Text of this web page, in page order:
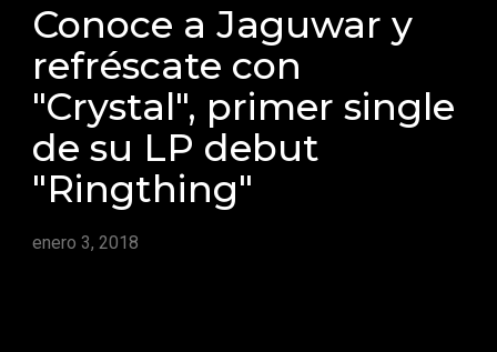
Conoce a Jaguwar y
refréscate con
"Crystal", primer single
de su LP debut
"Ringthing"
enero 3, 2018